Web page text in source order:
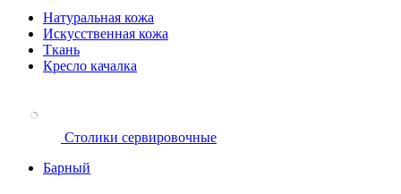
Натуральная кожа
Искусственная кожа
Ткань
Кресло качалка
Столики сервировочные
Барный